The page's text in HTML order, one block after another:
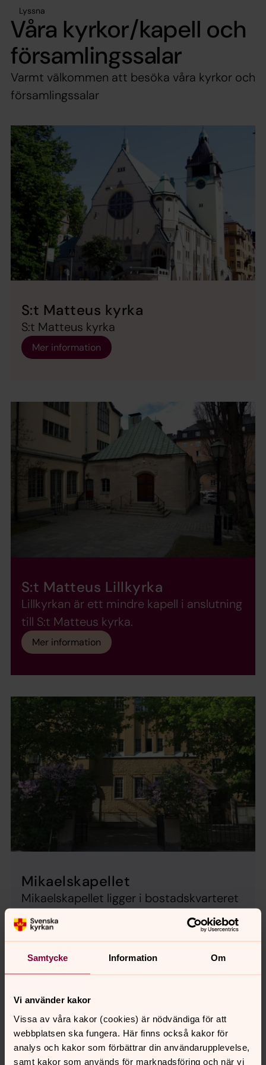
Samtycke Information Om
Vi använder kakor
Vissa av våra kakor (cookies) är nödvändiga för att
webbplatsen ska fungera. Här finns också kakor för
analys och kakor som förbättrar din användarupplevelse,
samt kakor som används för marknadsföring och när vi
Lyssna
Våra kyrkor/kapell och
församlingssalar
Varmt välkommen att besöka våra kyrkor och
församlingssalar
S:t Matteus kyrka
S:t Matteus kyrka
Mer information
S:t Matteus Lillkyrka
Lillkyrkan är ett mindre kapell i anslutning
till S:t Matteus kyrka.
Mer information
Mikaelskapellet
Mikaelskapellet ligger i bostadskvarteret
på Karlbergsvägen 64
Församlingssalar i S:t Matteus
församling
Våra församlingssalar kan bokas i samband med dop,
vigsel och begravning. Vi har tyvärr inte möjlighet att
bistå med lokaler för t ex externa möten,